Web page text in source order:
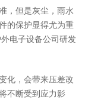
，但是灰尘，雨水
的保护显得尤为重
电子设备公司研发
化，会带来压差改
不断受到应力影